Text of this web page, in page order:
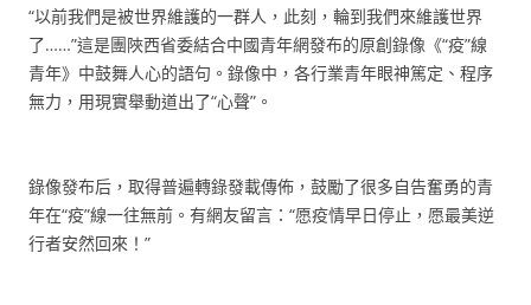
“以前我們是被世界維護的一群人，此刻，輪到我們來維護世界
了……”這是團陜西省委結合中國青年網發布的原創錄像《“疫”線
青年》中鼓舞人心的語句。錄像中，各行業青年眼神篤定、程序
無力，用現實舉動道出了“心聲”。
錄像發布后，取得普遍轉錄發載傳佈，鼓勵了很多自告奮勇的青
年在“疫”線一往無前。有網友留言：“愿疫情早日停止，愿最美逆
行者安然回來！”